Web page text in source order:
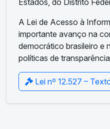
A Lei de Acesso à
importante avanço na
democrático brasileiro e
políticas de
Lei nº 12.527 –